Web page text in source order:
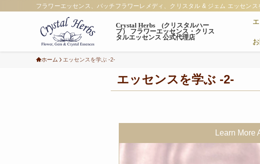
フラワーエッセンス、バッチフラワーレメディ、クリスタル & ジェム エッセンス
Crystal Herbs (クリスタルハー
ブ） フラワーエッセンス・クリス
タルエッセンス 公式代理店
ホーム エッセンスを学ぶ -2-
エッセンスを学ぶ -2-
Learn